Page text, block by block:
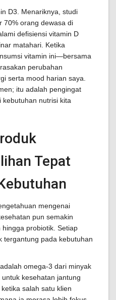
D3. Menariknya, studi
70% orang dewasa di
defisiensi vitamin D
matahari. Ketika
vitamin ini—bersama
perubahan
serta mood harian saya.
itu adalah pengingat
nutrisi kita
Tepat
mengenai
pun semakin
probiotik. Setiap
tergantung pada kebutuhan
omega-3 dari minyak
kesehatan jantung
salah satu klien